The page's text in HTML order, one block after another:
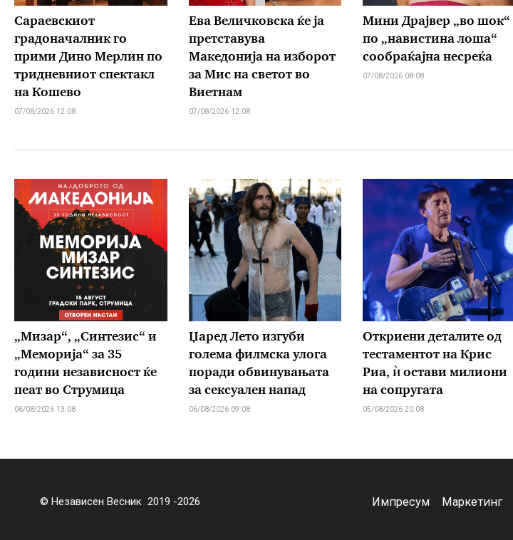
Сараевскиот
градоначалник го
прими Дино Мерлин по
тридневниот спектакл
на Кошево
07/08/2026 12:08
Ева Величковска ќе ја
претставува
Македонија на изборот
за Мис на светот во
Виетнам
07/08/2026 12:08
Мини Драјвер „во шок“
по „навистина лоша“
сообраќајна несреќа
07/08/2026 08:08
„Мизар“, „Синтезис“ и
„Меморија“ за 35
години независност ќе
пеат во Струмица
06/08/2026 13:08
Џаред Лето изгуби
голема филмска улога
поради обвинувањата
за сексуален напад
06/08/2026 09:08
Откриени деталите од
тестаментот на Крис
Риа, ѝ остави милиони
на сопругата
05/08/2026 20:08
© Независен Весник 2019 -2026 Импресум Маркетинг